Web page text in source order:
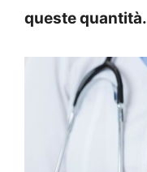
queste quantità.